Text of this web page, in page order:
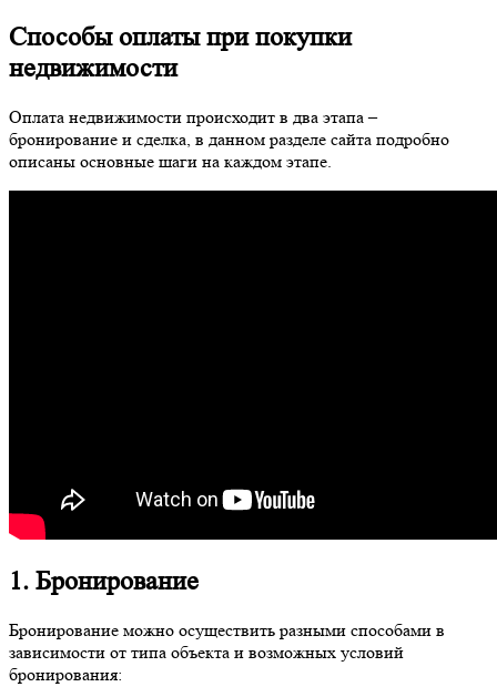
Способы оплаты при покупки
недвижимости
Оплата недвижимости происходит в два этапа –
бронирование и сделка, в данном разделе сайта подробно
описаны основные шаги на каждом этапе.
1. Бронирование
Бронирование можно осуществить разными способами в
зависимости от типа объекта и возможных условий
бронирования: